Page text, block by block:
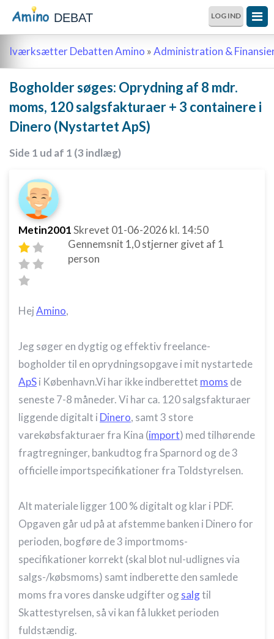
DEBAT LOG IND
Iværksætter Debatten Amino »Administration &
Bogholder søges: Oprydning af 8 mdr.
moms, 120 salgsfakturaer + 3 containere i
Dinero (Nystartet ApS)
Side 1 ud af 1 (3 indlæg)
Metin2001Skrevet 01-06-2026 kl. 14:50
Gennemsnit 1,0stjerner givet af 1
person
HejAmino,
Jeg søger en dygtig og effektiv freelance-
bogholder til en oprydningsopgave i mit nystartede
ApSi København.Vi har ikke indberettet moms de
seneste 7-8 måneder. Vi har ca. 120 salgsfakturaer
liggende digitalt i Dinero, samt 3 store
varekøbsfakturaer fra Kina (import) med tilhørende
fragtregninger, bankudtog fra Sparnord og de 3
officielle importspecifikationer fra Toldstyrelsen.
Alt materiale ligger 100 % digitalt og klar i PDF.
Opgaven går ud på at afstemme banken i Dinero for
perioden, bogføre de 3 importmoms-
specifikationer korrekt (skal blot nul-udlignes via
salgs-/købsmoms) samt indberette den samlede
moms fra vores danske udgifter og salgtil
Skattestyrelsen, så vi kan få lukket perioden
fuldstændig.